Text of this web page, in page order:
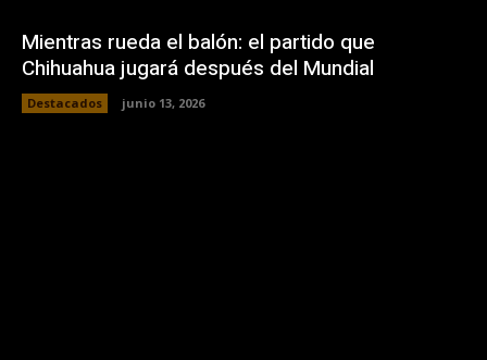
Mientras rueda el balón: el partido que
Chihuahua jugará después del Mundial
Destacados junio 13, 2026